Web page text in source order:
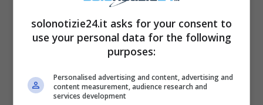
solonotizie24.it asks for your consent to
use your personal data for the following
purposes:
Personalised advertising and content, advertising and
content measurement, audience research and
services development